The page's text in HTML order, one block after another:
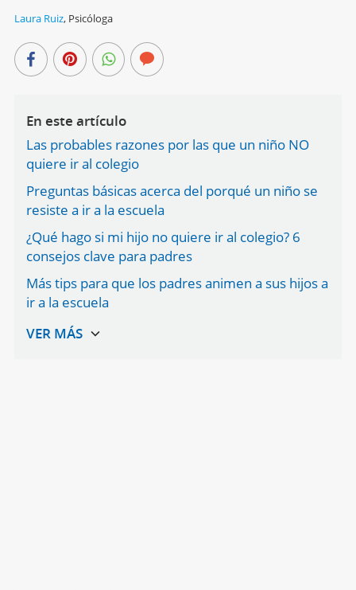
Laura Ruiz, Psicóloga
En este artículo
Las probables razones por las que un niño NO
quiere ir al colegio
Preguntas básicas acerca del porqué un niño se
resiste a ir a la escuela
¿Qué hago si mi hijo no quiere ir al colegio? 6
consejos clave para padres
Más tips para que los padres animen a sus hijos a
ir a la escuela